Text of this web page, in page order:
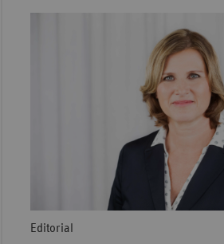
Editorial